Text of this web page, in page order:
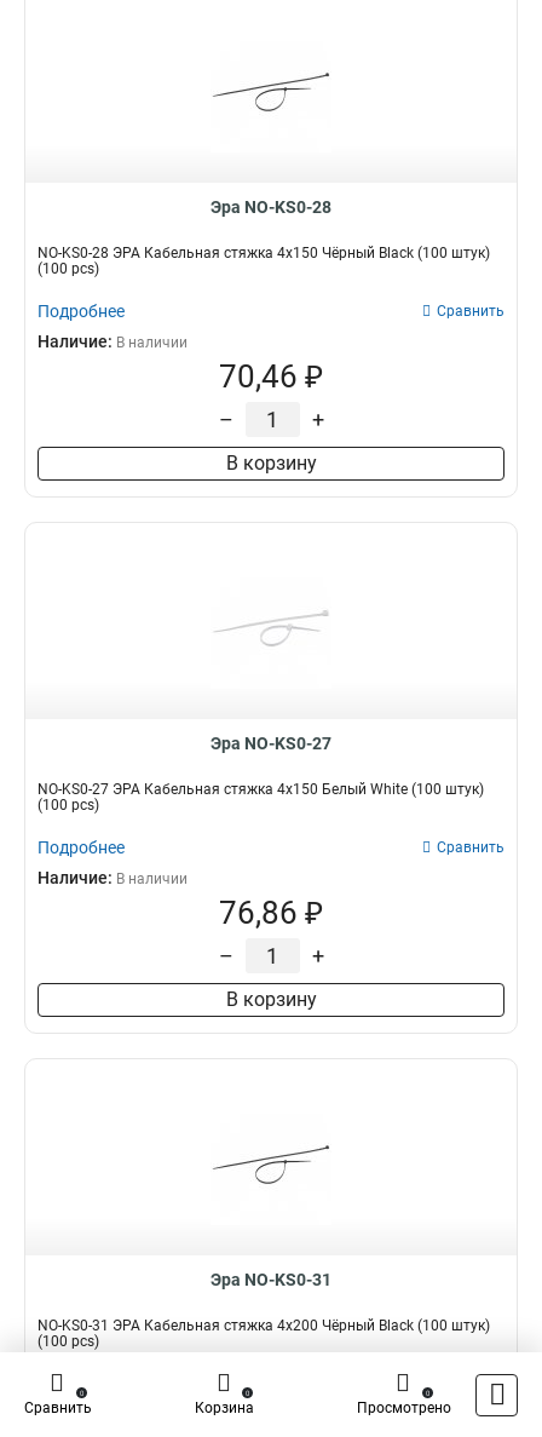
Эра NO-KS0-28
NO-KS0-28 ЭРА Кабельная стяжка 4х150 Чёрный Black (100 штук)
(100 pcs)
Подробнее Сравнить
Наличие: В наличии
70,46 ₽
– +
В корзину
Эра NO-KS0-27
NO-KS0-27 ЭРА Кабельная стяжка 4х150 Белый White (100 штук)
(100 pcs)
Подробнее Сравнить
Наличие: В наличии
76,86 ₽
– +
В корзину
Эра NO-KS0-31
NO-KS0-31 ЭРА Кабельная стяжка 4x200 Чёрный Black (100 штук)
(100 pcs)
Подробнее Сравнить
Наличие:
Сравнить
0
Корзина
0
Просмотрено
0